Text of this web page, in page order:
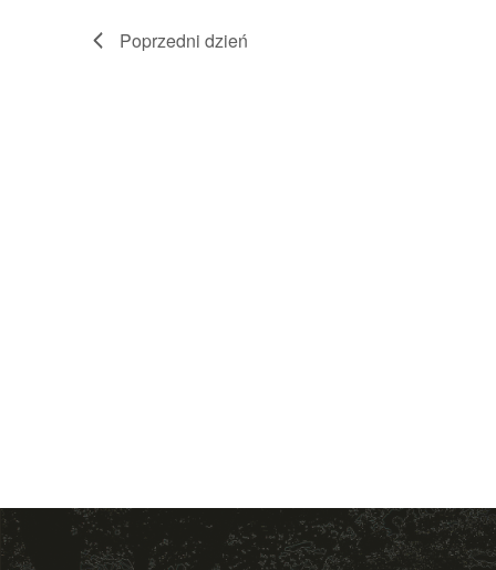
widokach
Poprzedni dzień